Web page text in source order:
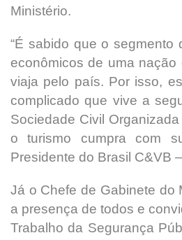
Ministério.
“É sabido que o
econômicos de uma
viaja pelo país. Por isso,
complicado que vive a
Sociedade Civil
o turismo cumpra com
Presidente do Brasil C&VB
Já o Chefe de Gabinete do
a presença de todos e
Trabalho da Segurança